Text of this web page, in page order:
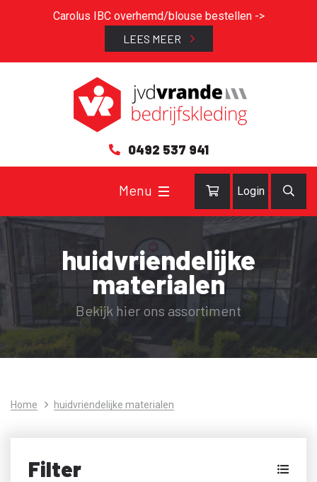
Carolus IBC overhemd/blouse bestellen ->
LEES MEER
0492 537 941
Login
huidvriendelijke
materialen
Bekijk hier ons assortiment
Home huidvriendelijke materialen
Filter